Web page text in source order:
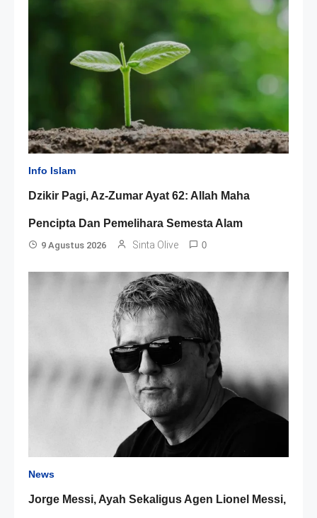
Info Islam
Dzikir Pagi, Az-Zumar Ayat 62: Allah Maha
Pencipta Dan Pemelihara Semesta Alam
9 Agustus 2026 Sinta Olive 0
News
Jorge Messi, Ayah Sekaligus Agen Lionel Messi,